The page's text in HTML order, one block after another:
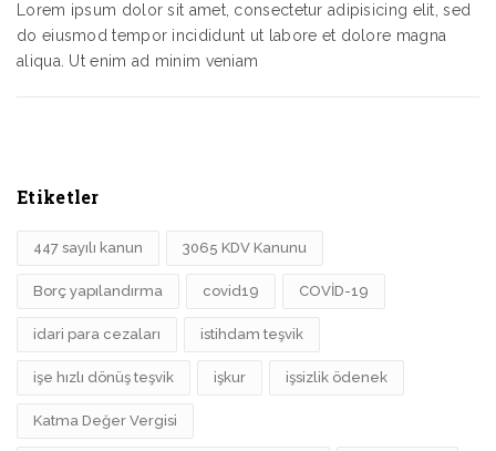
Lorem ipsum dolor sit amet, consectetur adipisicing elit, sed
do eiusmod tempor incididunt ut labore et dolore magna
aliqua. Ut enim ad minim veniam
Etiketler
447 sayılı kanun 3065 KDV Kanunu
Borç yapılandırma covid19 COVİD-19
idari para cezaları istihdam teşvik
işe hızlı dönüş teşvik işkur işsizlik ödenek
Katma Değer Vergisi